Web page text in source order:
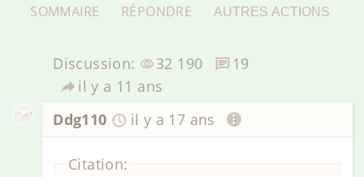
SOMMAIRE RÉPONDRE AUTRES ACTIONS
Discussion: 32 190
19
il y a 11 ans
Ddg110
il y a 17 ans
Citation: